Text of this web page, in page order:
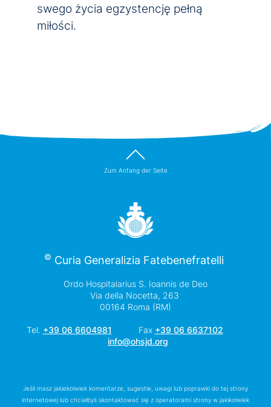
swego życia egzystencję pełną
miłości.
Zum Anfang der Seite
© Curia Generalizia Fatebenefratelli
Ordo Hospitalarius S. Ioannis de Deo
Via della Nocetta, 263
00164 Roma (RM)
Tel. +39 06 6604981 Fax +39 06 6637102
info@ohsjd.org
Jeśli masz jakiekolwiek komentarze, sugestie, uwagi lub poprawki do tej strony
internetowej lub chciałbyś skontaktować się z operatorami strony w jakikolwiek